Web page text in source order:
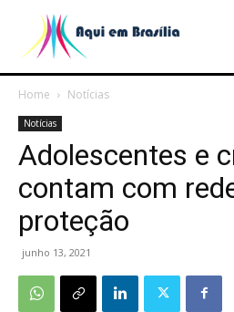
Home Notícias
Notícias
Adolescentes e
contam com
proteção
junho 13, 2021